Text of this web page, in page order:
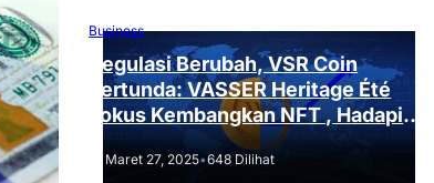
Business
Regulasi Berubah, VSR Coin
Tertunda: VASSER Heritage Été
Fokus Kembangkan NFT , Hadapi
Tantangan Regulasi!
Maret 27, 2025•648 Dilihat